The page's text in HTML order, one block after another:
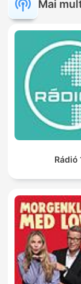
Mai
Rádió